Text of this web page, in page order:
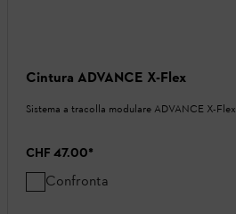
Cintura ADVANCE X-Flex
Sistema a tracolla modulare ADVANCE X-Flex
CHF 47.00*
Confronta